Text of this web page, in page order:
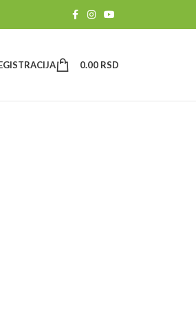
0.00 RSD